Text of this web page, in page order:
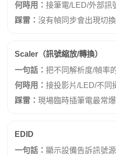
何時用： 接筆電/LED/外部訊
踩雷： 沒有幀同步會出現切
Scaler（訊號縮放/轉換）
一句話： 把不同解析度/幀率
何時用： 接投影片/LED/不同
踩雷： 現場臨時插筆電最常
EDID
一句話： 顯示設備告訴訊號